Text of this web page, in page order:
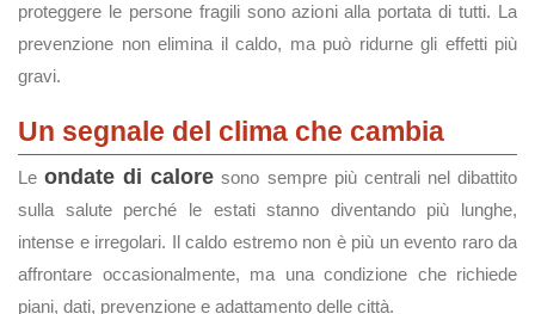
proteggere le persone fragili sono azioni alla portata di tutti. La
prevenzione non elimina il caldo, ma può ridurne gli effetti più
gravi.
Un segnale del clima che cambia
Leondate di calore sono sempre più centrali nel dibattito
sulla salute perché le estati stanno diventando più lunghe,
intense e irregolari. Il caldo estremo non è più un evento raro da
affrontare occasionalmente, ma una condizione che richiede
piani, dati, prevenzione e adattamento delle città.